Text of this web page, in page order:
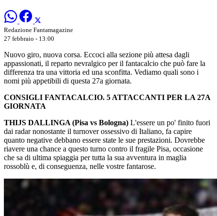
Redazione Fantamagazine
27 febbraio - 13:00
Nuovo giro, nuova corsa. Eccoci alla sezione più attesa dagli
appassionati, il reparto nevralgico per il fantacalcio che può fare la
differenza tra una vittoria ed una sconfitta. Vediamo quali sono i
nomi più appetibili di questa 27a giornata.
CONSIGLI FANTACALCIO. 5 ATTACCANTI PER LA 27A
GIORNATA
THIJS DALLINGA (Pisa vs Bologna) L'essere un po' finito fuori
dai radar nonostante il turnover ossessivo di Italiano, fa capire
quanto negative debbano essere state le sue prestazioni. Dovrebbe
riavere una chance a questo turno contro il fragile Pisa, occasione
che sa di ultima spiaggia per tutta la sua avventura in maglia
rossoblù e, di conseguenza, nelle vostre fantarose.